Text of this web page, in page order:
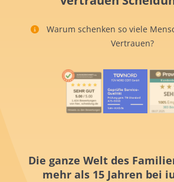
Warum schenken so viele
Vertrauen?
Die ganze Welt des
mehr als 15 Jahren bei